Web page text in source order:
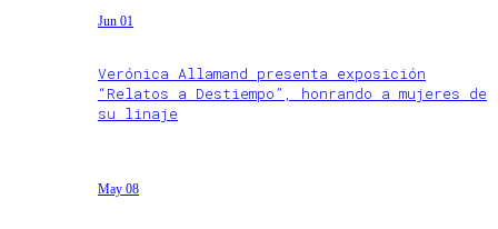
Jun 01
Verónica Allamand presenta exposición
“Relatos a Destiempo”, honrando a mujeres de
su linaje
May 08